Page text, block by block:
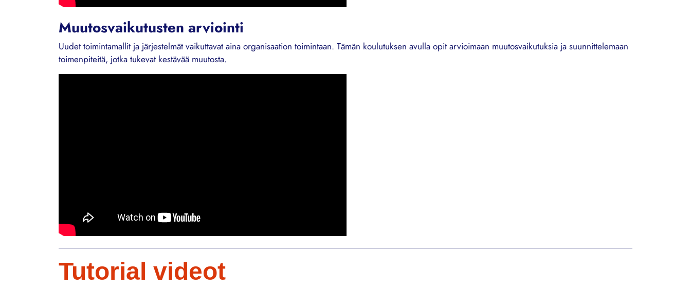
Muutosvaikutusten arviointi
Uudet toimintamallit ja järjestelmät vaikuttavat aina organisaation toimintaan. Tämän koulutuksen avulla opit arvioimaan muutosvaikutuksia ja suunnittelemaan
toimenpiteitä, jotka tukevat kestävää muutosta.
Tutorial videot